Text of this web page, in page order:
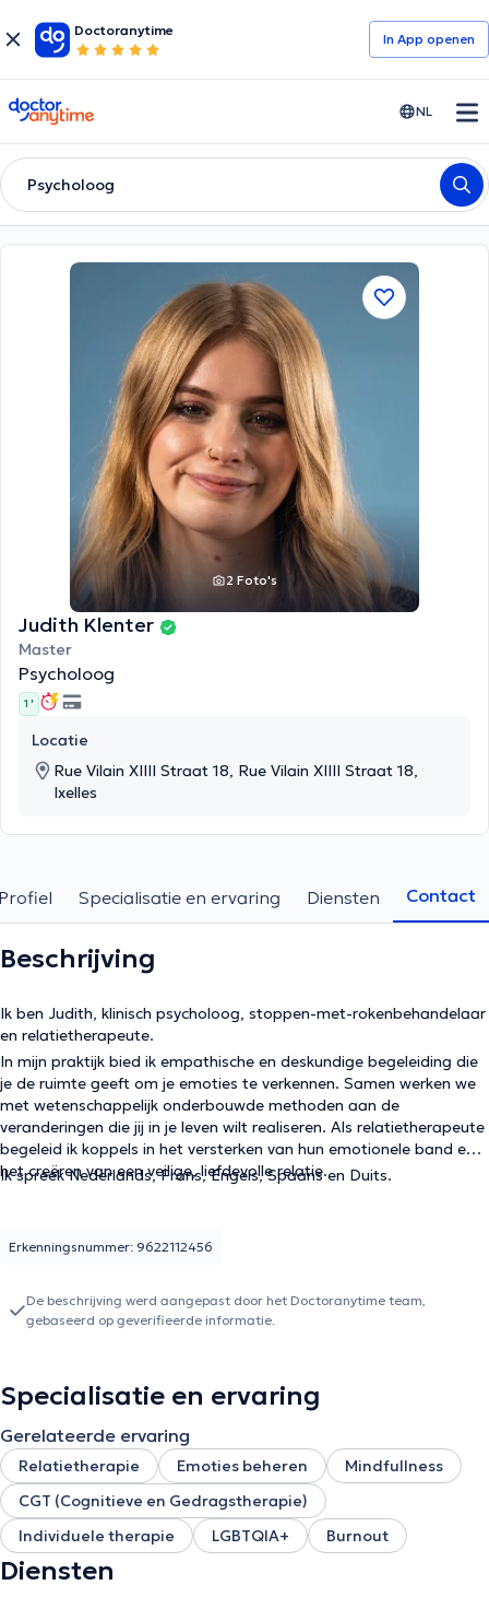
Doctoranytime
In App openen
doctoranytime NL
Psycholoog
2 Foto's
Judith Klenter
Master
Psycholoog
1 '
Locatie
Rue Vilain XIIII Straat 18, Rue Vilain XIIII Straat 18,
Ixelles
Specialisatie en ervaring Diensten Contact
Beschrijving
Ik ben Judith, klinisch psycholoog, stoppen-met-rokenbehandelaar
en relatietherapeute.
In mijn praktijk bied ik empathische en deskundige begeleiding die
je de ruimte geeft om je emoties te verkennen. Samen werken we
met wetenschappelijk onderbouwde methoden aan de
veranderingen die jij in je leven wilt realiseren. Als relatietherapeute
begeleid ik koppels in het versterken van hun emotionele band en
het creëren van een veilige, liefdevolle relatie.
Ik spreek Nederlands, Frans, Engels, Spaans en Duits.
Erkenningsnummer: 9622112456
De beschrijving werd aangepast door het Doctoranytime team,
gebaseerd op geverifieerde informatie.
Specialisatie en ervaring
Gerelateerde ervaring
Relatietherapie Emoties beheren
Mindfullness
CGT (Cognitieve en Gedragstherapie)
Individuele therapie
LGBTQIA+ Burnout
Diensten